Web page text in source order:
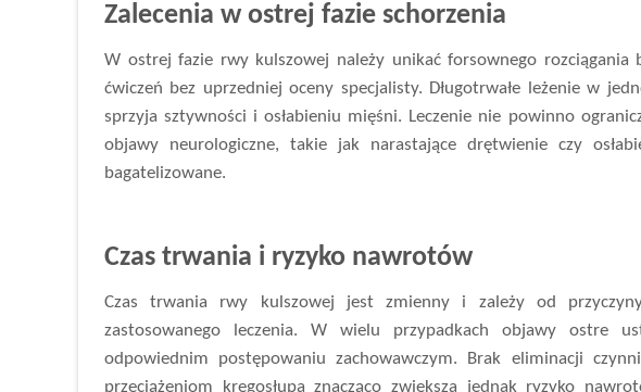
Zalecenia w ostrej fazie schorzenia
W ostrej fazie rwy kulszowej należy unikać forsownego rozciągania
ćwiczeń bez uprzedniej oceny specjalisty. Długotrwałe leżenie w
sprzyja sztywności i osłabieniu mięśni. Leczenie nie powinno
objawy neurologiczne, takie jak narastające drętwienie czy
bagatelizowane.
Czas trwania i ryzyko nawrotów
Czas trwania rwy kulszowej jest zmienny i zależy od
zastosowanego leczenia. W wielu przypadkach objawy ostre
odpowiednim postępowaniu zachowawczym. Brak eliminacji
przeciążeniom kręgosłupa znacząco zwiększa jednak ryzyko